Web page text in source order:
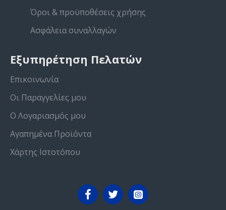
Όροι & προϋποθέσεις χρήσης
Ασφάλεια συναλλαγών
Εξυπηρέτηση Πελατών
Επικοινωνία
Οι Παραγγελίες μου
Ο Λογαριασμός μου
Αγαπημένα Προϊόντα
Χάρτης Ιστοτόπου